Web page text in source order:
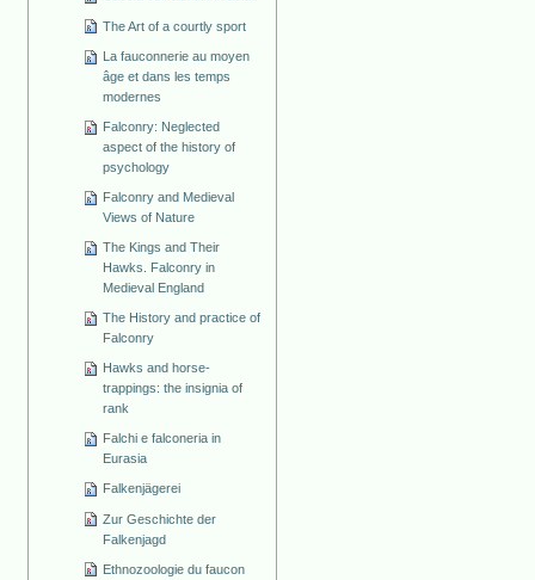
The Art of a courtly sport
La fauconnerie au moyen
âge et dans les temps
modernes
Falconry: Neglected
aspect of the history of
psychology
Falconry and Medieval
Views of Nature
The Kings and Their
Hawks. Falconry in
Medieval England
The History and practice of
Falconry
Hawks and horse-
trappings: the insignia of
rank
Falchi e falconeria in
Eurasia
Falkenjägerei
Zur Geschichte der
Falkenjagd
Ethnozoologie du faucon